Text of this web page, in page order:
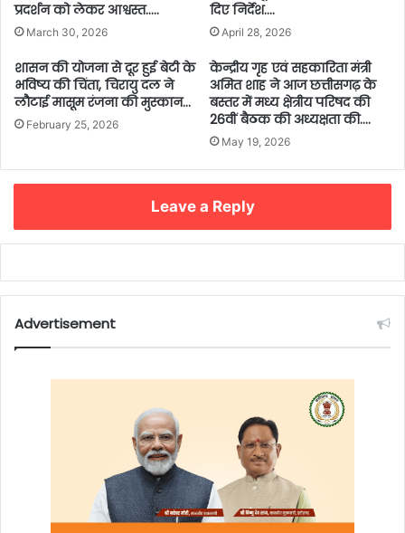
प्रदर्शन को लेकर आश्वस्त…..
March 30, 2026
दिए निर्देश….
April 28, 2026
शासन की योजना से दूर हुई बेटी के
भविष्य की चिंता, चिरायु दल ने
लौटाई मासूम रंजना की मुस्कान…
February 25, 2026
केन्द्रीय गृह एवं सहकारिता मंत्री
अमित शाह ने आज छत्तीसगढ़ के
बस्तर में मध्य क्षेत्रीय परिषद की
26वीं बैठक की अध्यक्षता की….
May 19, 2026
Leave a Reply
Advertisement